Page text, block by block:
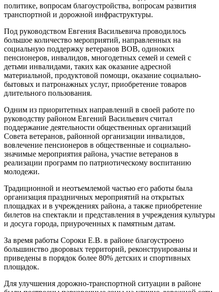
политике, вопросам благоустройства, вопросам развития
транспортной и дорожной инфраструктуры.
Под руководством Евгения Васильевича проводилось
большое количество мероприятий, направленных на
социальную поддержку ветеранов ВОВ, одиноких
пенсионеров, инвалидов, многодетных семей и семей с
детьми инвалидами, таких как оказание адресной
материальной, продуктовой помощи, оказание социально-
бытовых и патронажных услуг, приобретение товаров
длительного пользования.
Одним из приоритетных направлений в своей работе по
руководству районом Евгений Васильевич считал
поддержание деятельности общественных организаций
Совета ветеранов, районной организации инвалидов,
вовлечение пенсионеров в общественные и социально-
значимые мероприятия района, участие ветеранов в
реализации программ по патриотическому воспитанию
молодежи.
Традиционной и неотъемлемой частью его работы была
организация праздничных мероприятий на открытых
площадках и в учреждениях района, а также приобретение
билетов на спектакли и представления в учреждения культуры
и досуга города, приуроченных к памятным датам.
За время работы Сороки Е.В. в районе благоустроено
большинство дворовых территорий, реконструированы и
приведены в порядок более 80% детских и спортивных
площадок.
Для улучшения дорожно-транспортной ситуации в районе